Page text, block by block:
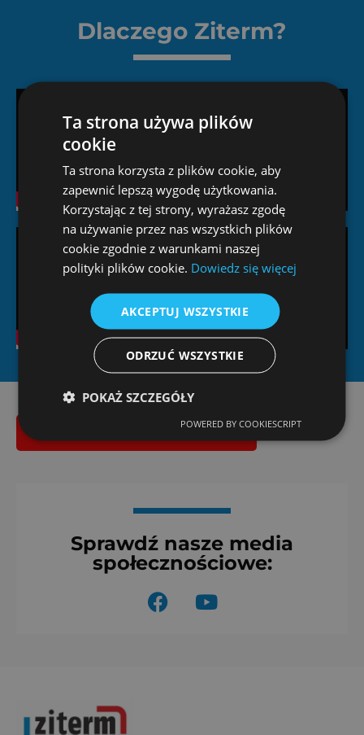
Dlaczego Ziterm?
Bezpłatna wycena montażu
Sprawdź nasze media
społecznościowe:
F
a
Y
o
Ta strona używa plików
cookie
Ta strona korzysta z plików cookie, aby
zapewnić lepszą wygodę użytkowania.
Korzystając z tej strony, wyrażasz zgodę
na używanie przez nas wszystkich plików
cookie zgodnie z warunkami naszej
polityki plików cookie. Dowiedz się więcej
AKCEPTUJ WSZYSTKIE
ODRZUĆ WSZYSTKIE
POKAŻ SZCZEGÓŁY
POWERED BY COOKIESCRIPT